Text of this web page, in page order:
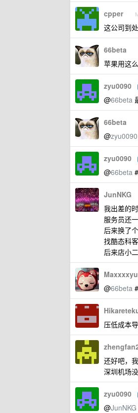
cpper
这公司到
66beta
苹果用这
zyu0090
@66beta
66beta
@zyu0090
zyu0090
@66beta
JunNKG
我出差的
服务员还
后来换了
找酷态科
后来店小
Maxxxxyu
@66beta
压低成本
还好吧，
深圳机场
zyu0090
@JunNKG